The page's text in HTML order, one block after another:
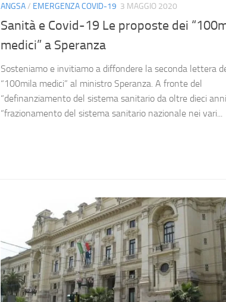
ANGSA/ EMERGENZA COVID-19 3 MAGGIO 2020
Sanità e Covid-19 Le proposte dei
medici” a Speranza
Sosteniamo e invitiamo a diffondere la seconda lettera
“100mila medici” al ministro Speranza. A fronte del
“definanziamento del sistema sanitario da oltre dieci
“frazionamento del sistema sanitario nazionale nei vari...